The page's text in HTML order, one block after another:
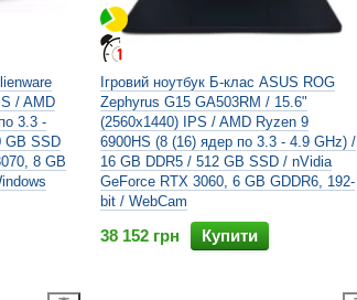
/ AMD
3.3 -
GB SSD
8 GB
Ігровий ноутбук Б-клас ASUS ROG
Zephyrus G15 GA503RM / 15.6"
(2560x1440) IPS / AMD Ryzen 9
6900HS (8 (16) ядер по 3.3 - 4.9 GHz) /
16 GB DDR5 / 512 GB SSD / nVidia
GeForce RTX 3060, 6 GB GDDR6, 192-
bit / WebCam
38 152 грн Купити